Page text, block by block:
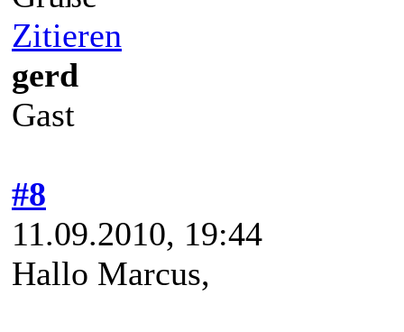
Zitieren
gerd
Gast
#8
11.09.2010, 19:44
Hallo Marcus,